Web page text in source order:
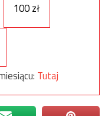
100 zł
Tutaj